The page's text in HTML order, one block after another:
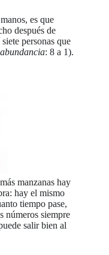
es que
después de
personas que
: 8 a 1).
manzanas hay
hay el mismo
tiempo pase,
números siempre
salir bien al